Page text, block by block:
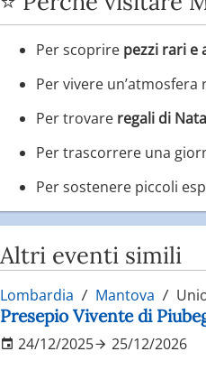
Per scoprire pezzi rari e
Per vivere
Per trovare regali di
Per trascorrere una
Per sostenere piccoli
Altri eventi simili
Lombardia Mantova
Presepio Vivente di
24/12/2025 25/12/2026